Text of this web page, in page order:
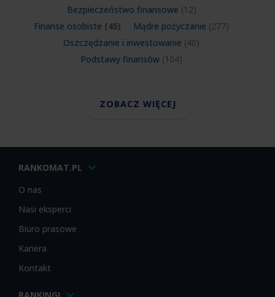
Bezpieczeństwo finansowe (12)
Finanse osobiste (45) Mądre pożyczanie (277)
Oszczędzanie i inwestowanie (40)
Podstawy finansów (104)
ZOBACZ WIĘCEJ
RANKOMAT.PL
O nas
Nasi eksperci
Biuro prasowe
Kariera
Kontakt